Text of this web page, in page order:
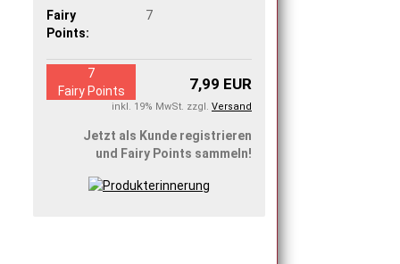
Fairy
Points:
7
7,99 EUR
inkl. 19% MwSt. zzgl. Versand
7
Fairy Points
Jetzt als Kunde registrieren
und Fairy Points sammeln!